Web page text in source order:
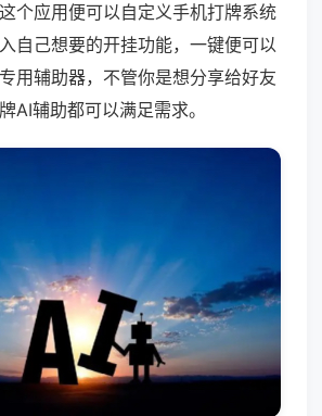
个应用便可以自定义手机打牌系统
自己想要的开挂功能，一键便可以
用辅助器，不管你是想分享给好友
AI辅助都可以满足需求。